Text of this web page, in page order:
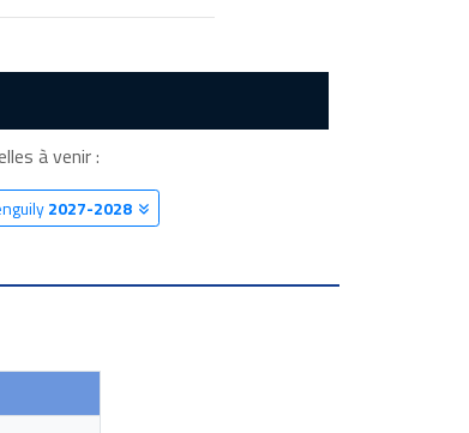
à venir :
2027-2028